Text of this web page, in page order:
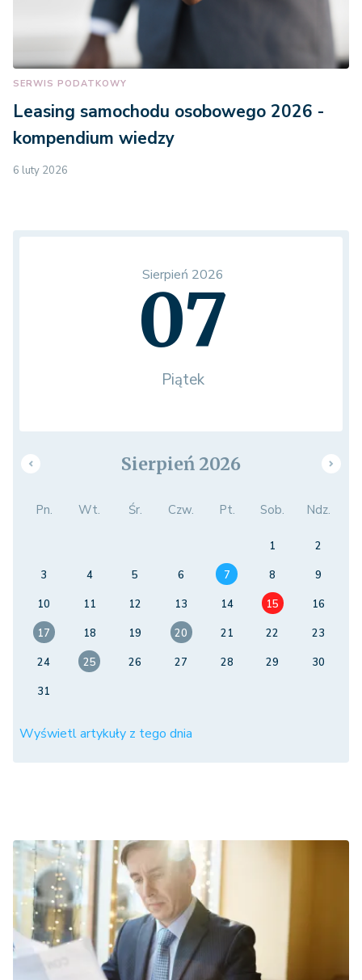
SERWIS PODATKOWY
Leasing samochodu osobowego 2026 -
kompendium wiedzy
6 luty 2026
Sierpień 2026
07
Piątek
Sierpień 2026
Pn. Wt. Śr. Czw. Pt. Sob. Ndz.
1
2
3
4 5 6 7 8
9
10
11 12 13 14 15
16
17
18 19 20 21 22
23
24
25 26 27 28 29
30
31
Wyświetl artykuły z tego dnia